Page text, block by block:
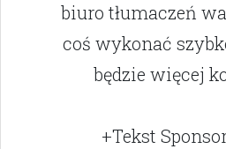
biuro tłumaczeń
coś wykonać
będzie więcej
+Tekst